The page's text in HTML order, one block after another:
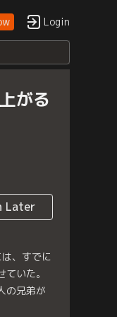
Login
がる
Later
、すでに
いた。
の兄弟が